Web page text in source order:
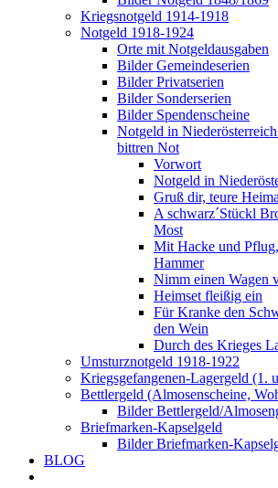
Kriegsnotgeld 1914-1918
Notgeld 1918-1924
Orte mit Notgeldausgaben
Bilder Gemeindeserien
Bilder Privatserien
Bilder Sonderserien
Bilder Spendenscheine
Notgeld in
bittren Not
Vorwort
Notgeld in
Gruß dir, teure
A schwarz´Stückl
Most
Mit Hacke und
Hammer
Nimm einen Wagen
Heimset fleißig ein
Für Kranke den
den Wein
Durch des Krieges
Umsturznotgeld 1918-1922
Kriegsgefangenen-Lagergeld (1.
Bettlergeld (Almosenscheine,
Bilder Bettlergeld/
Briefmarken-Kapselgeld
Bilder Briefmarken-
BLOG